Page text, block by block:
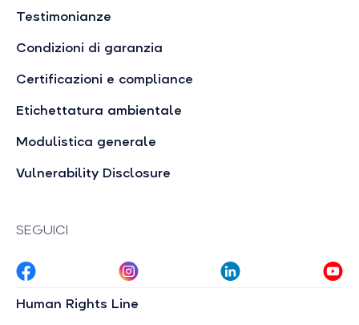
Testimonianze
Condizioni di garanzia
Certificazioni e compliance
Etichettatura ambientale
Modulistica generale
Vulnerability Disclosure
SEGUICI
Human Rights Line